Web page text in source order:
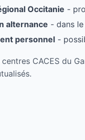
Occitanie -
alternance - dans
personnel -
centres CACES du